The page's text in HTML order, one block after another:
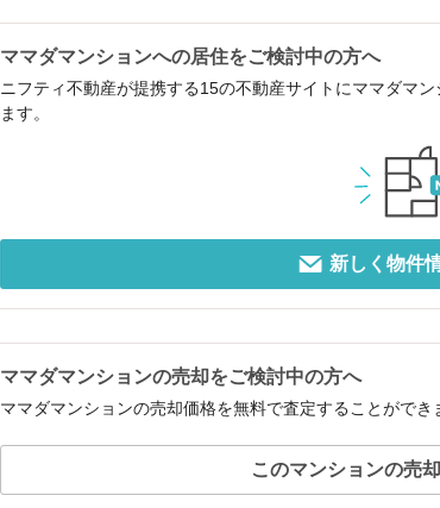
ママダマンションへの居住をご検討中の方へ
ニフティ不動産が提携する15の不動産サイトにママダマ
ます。
新しく物件
ママダマンションの売却をご検討中の方へ
ママダマンションの売却価格を無料で査定することができ
このマンションの売却